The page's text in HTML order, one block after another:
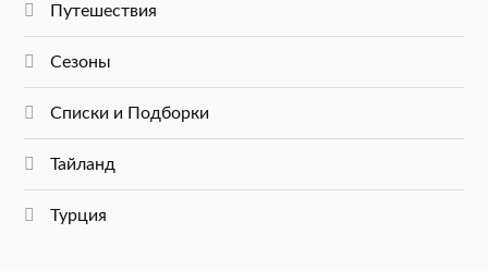
Путешествия
Сезоны
Списки и Подборки
Тайланд
Турция